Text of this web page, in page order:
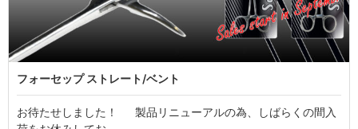
フォーセップ ストレート/ベント
お待たせしました！ 製品リニューアルの為、しばらくの間入